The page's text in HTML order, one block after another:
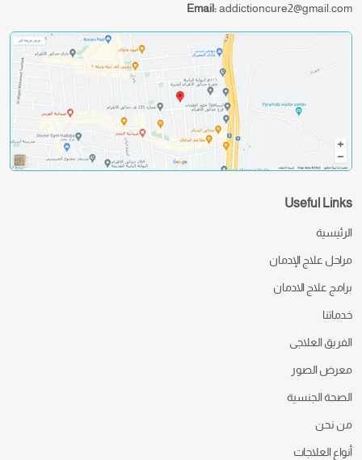
Email:addictioncure2@gmail.com
Useful Links
الرئيسية
مراحل علاج الإدمان
برامج علاج الادمان
خدماتنا
الفريق العلاجى
معرض الصور
الصحة الجنسية
من نحن
أنواع العلاجات